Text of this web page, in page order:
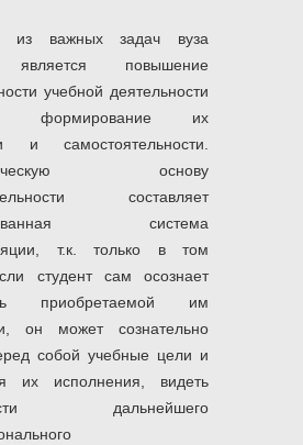
из важных задач вуза
является повышение
учебной деятельности
формирование их
и самостоятельности.
основу
составляет
система
т.к. только в том
студент сам осознает
приобретаемой им
он может сознательно
собой учебные цели и
их исполнения, видеть
дальнейшего